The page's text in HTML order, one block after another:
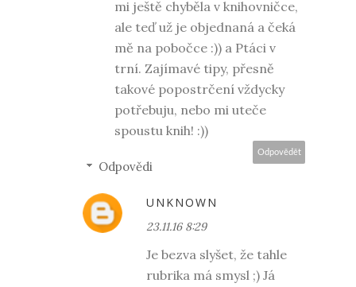
mi ještě chyběla v knihovničce,
ale teď už je objednaná a čeká
mě na pobočce :)) a Ptáci v
trní. Zajímavé tipy, přesně
takové popostrčení vždycky
potřebuju, nebo mi uteče
spoustu knih! :))
Odpovědět
Odpovědi
UNKNOWN
23.11.16 8:29
Je bezva slyšet, že tahle
rubrika má smysl ;) Já